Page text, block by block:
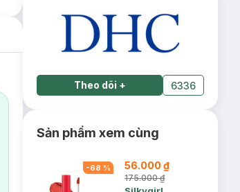
Theo dõi + 6336
Sản phẩm xem cùng
-68 % 56.000 ₫
175.000 ₫